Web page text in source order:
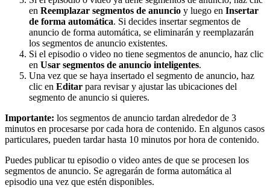
en Reemplazar segmentos de anuncio y luego en Insertar
de forma automática. Si decides insertar segmentos de
anuncio de forma automática, se eliminarán y reemplazarán
los segmentos de anuncio existentes.
Si el episodio o video no tiene segmentos de anuncio, haz clic
en Usar segmentos de anuncio inteligentes.
Una vez que se haya insertado el segmento de anuncio, haz
clic en Editar para revisar y ajustar las ubicaciones del
segmento de anuncio si quieres.
Importante: los segmentos de anuncio tardan alrededor de 3
minutos en procesarse por cada hora de contenido. En algunos casos
particulares, pueden tardar hasta 10 minutos por hora de contenido.
Puedes publicar tu episodio o video antes de que se procesen los
segmentos de anuncio. Se agregarán de forma automática al
episodio una vez que estén disponibles.